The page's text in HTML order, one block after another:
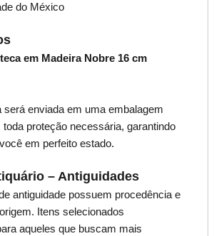
do México
em Madeira Nobre 16 cm
será enviada em uma embalagem
proteção necessária, garantindo
em perfeito estado.
– Antiguidades
antiguidade possuem procedência e
Itens selecionados
aqueles que buscam mais